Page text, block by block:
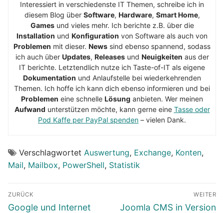
Interessiert in verschiedenste IT Themen, schreibe ich in
diesem Blog über Software, Hardware, Smart Home,
Gamesund vieles mehr. Ich berichte z.B. über die
Installation und Konfiguration von Software als auch von
Problemen mit dieser. News sind ebenso spannend, sodass
ich auch über Updates, Releasesund Neuigkeiten aus der
IT berichte. Letztendlich nutze ich Taste-of-IT als eigene
Dokumentation und Anlaufstelle bei wiederkehrenden
Themen. Ich hoffe ich kann dich ebenso informieren und bei
Problemen eine schnelle Lösung anbieten. Wer meinen
Aufwand unterstützen möchte, kann gerne eine Tasse oder
Pod Kaffe per PayPal spenden – vielen Dank.
Verschlagwortet Auswertung, Exchange, Konten,
Mail, Mailbox, PowerShell, Statistik
Beitragsnavigation
ZURÜCK
Vorheriger
Google und Internet
WEITER
Nächster
Joomla CMS in Version